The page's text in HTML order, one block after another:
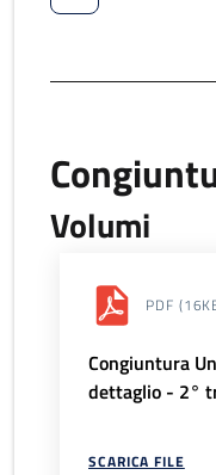
Volumi
PDF
Congiuntura
dettaglio - 2°
SCARICA FILE